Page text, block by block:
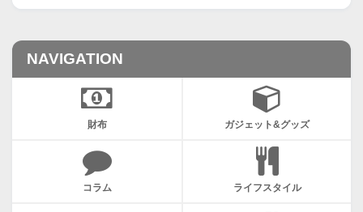
NAVIGATION
財布 ガジェット&グッズ
コラム ライフスタイル